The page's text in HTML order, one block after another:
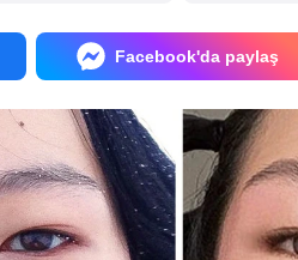
Facebook'da paylaş